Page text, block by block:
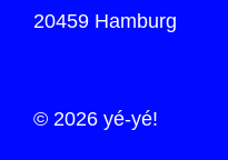
20459 Hamburg
© 2026 yé-yé!